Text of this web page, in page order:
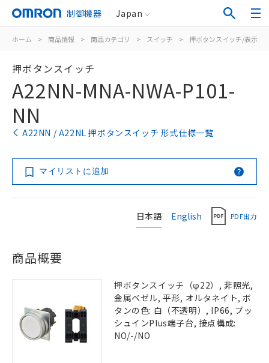
制御機器 Japan
ホーム > 商品情報 > 商品カテゴリ > スイッチ > 押ボタンスイッチ/表示灯
押ボタンスイッチ
A22NN-MNA-NWA-P101-
NN
A22NN / A22NL 押ボタンスイッチ 形式仕様一覧
マイリストに追加
日本語 English PDF出力
商品概要
押ボタンスイッチ（φ22）, 非照光,
金属ベゼル, 平形, オルタネイト, ボ
タンの色: 白（不透明）, IP66, プッ
シュインPlus端子台, 接点構成:
NO/-/NO